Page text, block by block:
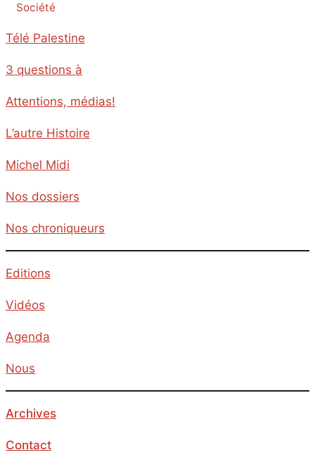
Société
Télé Palestine
3 questions à
Attentions, médias!
L’autre Histoire
Michel Midi
Nos dossiers
Nos chroniqueurs
Editions
Vidéos
Agenda
Nous
Archives
Contact